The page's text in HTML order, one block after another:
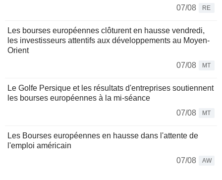
07/08
RE
Les bourses européennes clôturent en hausse vendredi,
les investisseurs attentifs aux développements au Moyen-
Orient
07/08
MT
Le Golfe Persique et les résultats d'entreprises soutiennent
les bourses européennes à la mi-séance
07/08
MT
Les Bourses européennes en hausse dans l'attente de
l'emploi américain
07/08
AW